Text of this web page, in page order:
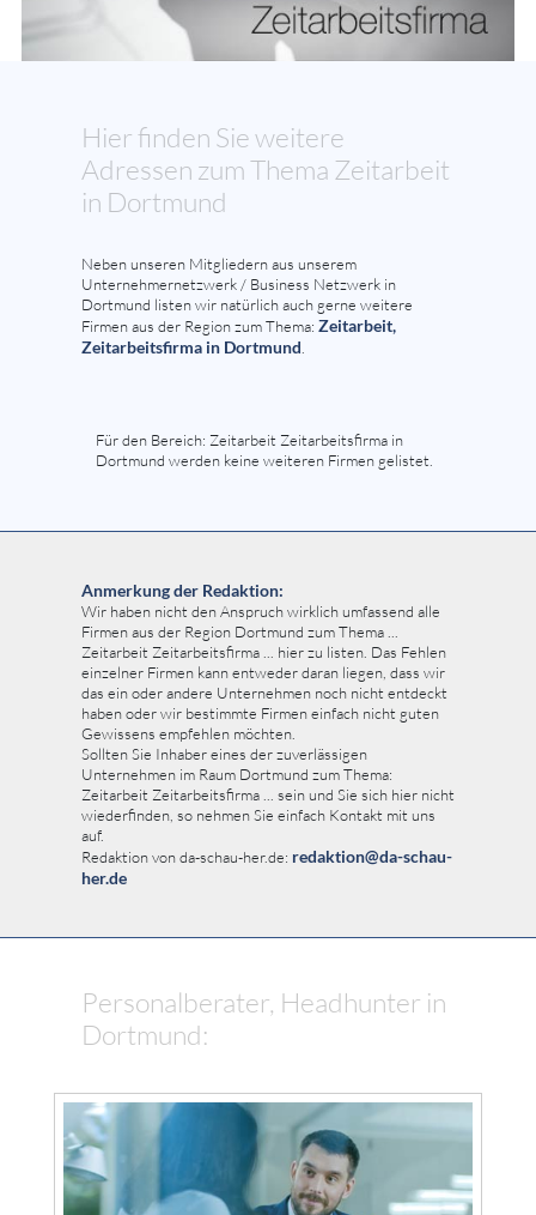
Hier finden Sie weitere
Adressen zum Thema Zeitarbeit
in Dortmund
Neben unseren Mitgliedern aus unserem
Unternehmernetzwerk / Business Netzwerk in
Dortmund listen wir natürlich auch gerne weitere
Firmen aus der Region zum Thema: Zeitarbeit,
Zeitarbeitsfirma in Dortmund.
Für den Bereich: Zeitarbeit Zeitarbeitsfirma in
Dortmund werden keine weiteren Firmen gelistet.
Anmerkung der Redaktion:
Wir haben nicht den Anspruch wirklich umfassend alle
Firmen aus der Region Dortmund zum Thema ...
Zeitarbeit Zeitarbeitsfirma ... hier zu listen. Das Fehlen
einzelner Firmen kann entweder daran liegen, dass wir
das ein oder andere Unternehmen noch nicht entdeckt
haben oder wir bestimmte Firmen einfach nicht guten
Gewissens empfehlen möchten.
Sollten Sie Inhaber eines der zuverlässigen
Unternehmen im Raum Dortmund zum Thema:
Zeitarbeit Zeitarbeitsfirma ... sein und Sie sich hier nicht
wiederfinden, so nehmen Sie einfach Kontakt mit uns
auf.
Redaktion von da-schau-her.de: redaktion@da-schau-
her.de
Personalberater, Headhunter in
Dortmund: